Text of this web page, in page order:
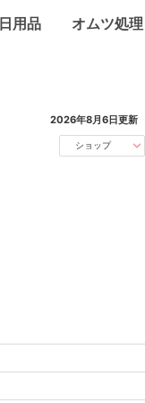
日用品 オムツ処理
2026年8月6日更新
ショップ